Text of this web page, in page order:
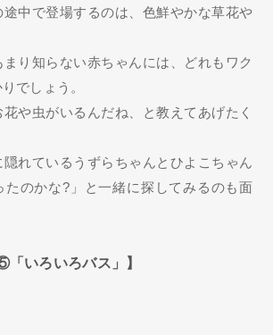
中で登場するのは、色鮮やかな草花や
り知らない赤ちゃんには、どれもワク
でしょう。
や虫がいるんだね、と教えてあげたく
れているうずらちゃんとひよこちゃん
たのかな?」と一緒に探してみるのも面
「いろいろバス」】